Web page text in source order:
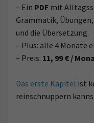
– Ein PDF mit
Grammatik,
und die Übersetzung.
– Plus: alle 4 Monate
– Preis: 11, 99 € /
Das erste Kapitel ist
reinschnuppern